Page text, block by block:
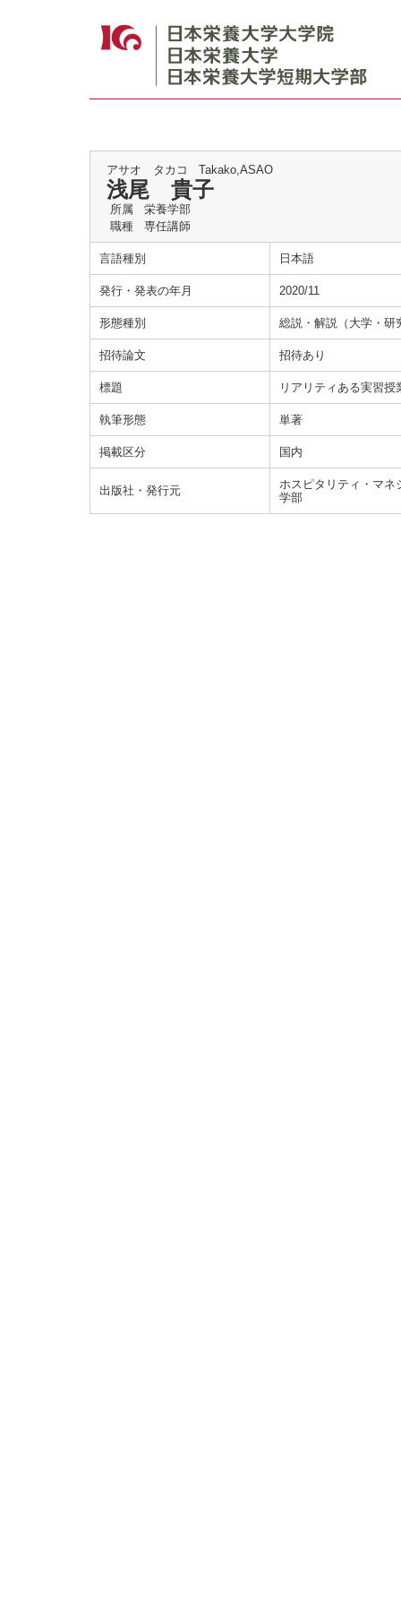
アサオ タカコ Takako,ASAO
浅尾 貴子
所属
栄養学部
職種
専任講師
言語種別 日本語
発行・発表の年月 2020/11
形態種別 総説・解説（大学・研
招待論文 招待あり
標題 リアリティある実習
執筆形態 単著
掲載区分 国内
出版社・発行元
ホスピタリティ・マネ
学部